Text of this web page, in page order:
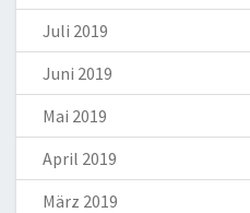
Juli 2019
Juni 2019
Mai 2019
April 2019
März 2019